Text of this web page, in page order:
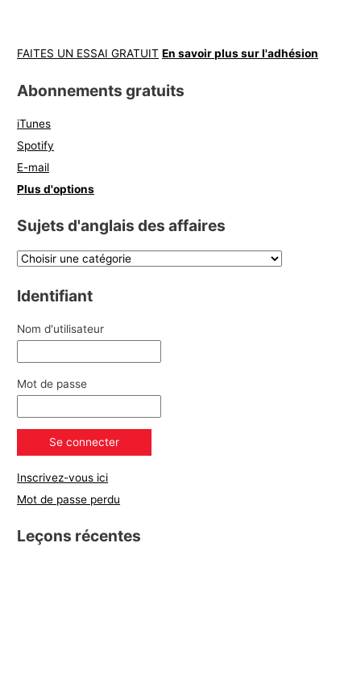
FAITES UN ESSAI GRATUIT En savoir plus sur l'adhésion
Abonnements gratuits
iTunes
Spotify
E-mail
Plus d'options
Sujets d'anglais des affaires
Identifiant
Nom d'utilisateur
Mot de passe
Inscrivez-vous ici
Mot de passe perdu
Leçons récentes